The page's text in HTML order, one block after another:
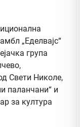
„Еделвајс“
група
Свети Николе,
паланчани“ и
за култура